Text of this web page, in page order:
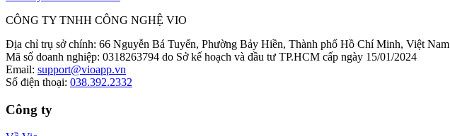
CÔNG TY TNHH CÔNG NGHỆ VIO
Địa chỉ trụ sở chính: 66 Nguyễn Bá Tuyển, Phường Bảy Hiền, Thành phố Hồ Chí Minh, Việt Nam
Mã số doanh nghiệp: 0318263794 do Sở kế hoạch và đầu tư TP.HCM cấp ngày 15/01/2024
Email: support@vioapp.vn
Số điện thoại: 038.392.2332
Công ty